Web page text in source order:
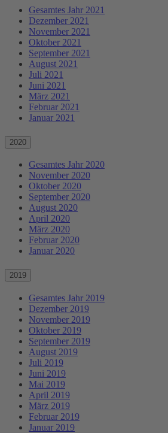
Gesamtes Jahr 2021
Dezember 2021
November 2021
Oktober 2021
September 2021
August 2021
Juli 2021
Juni 2021
März 2021
Februar 2021
Januar 2021
2020
Gesamtes Jahr 2020
November 2020
Oktober 2020
September 2020
August 2020
April 2020
März 2020
Februar 2020
Januar 2020
2019
Gesamtes Jahr 2019
Dezember 2019
November 2019
Oktober 2019
September 2019
August 2019
Juli 2019
Juni 2019
Mai 2019
April 2019
März 2019
Februar 2019
Januar 2019